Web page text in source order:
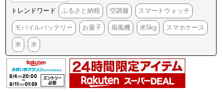
トレンドワード ふるさと納税 空調服 スマートウォッチ
モバイルバッテリー お菓子 扇風機 米5kg スマホケース
米 水